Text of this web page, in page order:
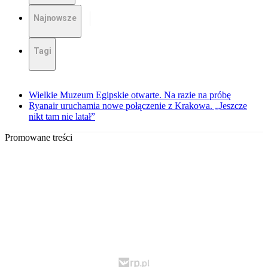
Najnowsze
Tagi
Wielkie Muzeum Egipskie otwarte. Na razie na próbę
Ryanair uruchamia nowe połączenie z Krakowa. „Jeszcze
nikt tam nie latał”
Promowane treści